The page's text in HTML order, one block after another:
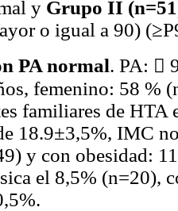
y Grupo II
o igual a 90)
PA normal. PA: 
femenino: 58 %
familiares de
18.9±3,5%, IMC
y con obesidad:
el 8,5% (n=20),